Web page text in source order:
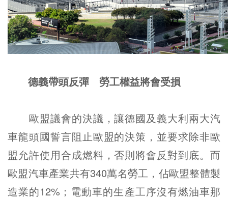
德義帶頭反彈 勞工權益將會受損
歐盟議會的決議，讓德國及義大利兩大汽
車龍頭國誓言阻止歐盟的決策，並要求除非歐
盟允許使用合成燃料，否則將會反對到底。而
歐盟汽車產業共有340萬名勞工，佔歐盟整體製
造業的12%；電動車的生產工序沒有燃油車那